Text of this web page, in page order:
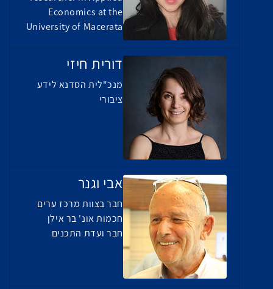
Economics at the
University of Macerata
דורית חיזי
מנכ"לית הסדנא לידע
ציבורי
אבי וגנר
חבר בצוות מרכז ערים
חכמות אונ' בר אילן
חבר ועדת התכנים